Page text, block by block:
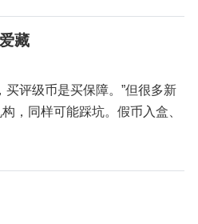
藏
评级币是买保障。”但很多新
，同样可能踩坑。假币入盒、